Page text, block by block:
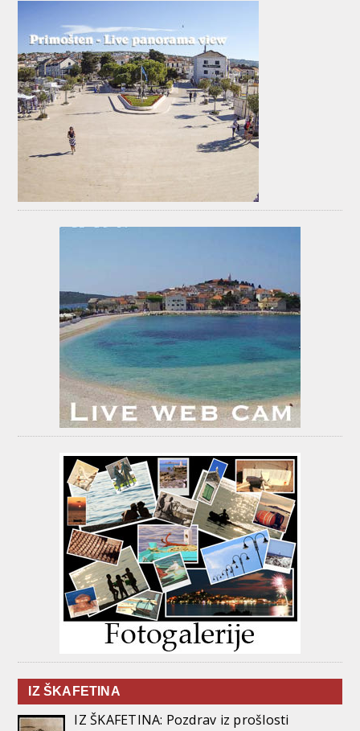
IZ ŠKAFETINA
IZ ŠKAFETINA: Pozdrav iz prošlosti